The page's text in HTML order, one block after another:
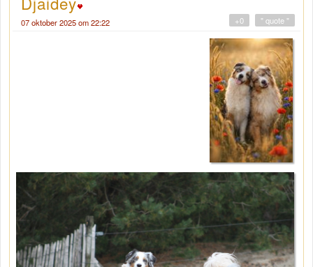
07 oktober 2025 om 22:22 " quote "
+0